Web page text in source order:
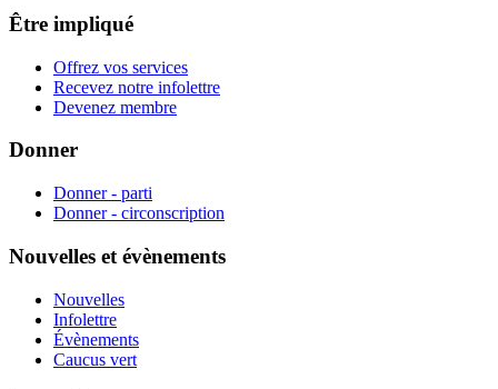
Être impliqué
Offrez vos services
Recevez notre infolettre
Devenez membre
Donner
Donner - parti
Donner - circonscription
Nouvelles et évènements
Nouvelles
Infolettre
Évènements
Caucus vert